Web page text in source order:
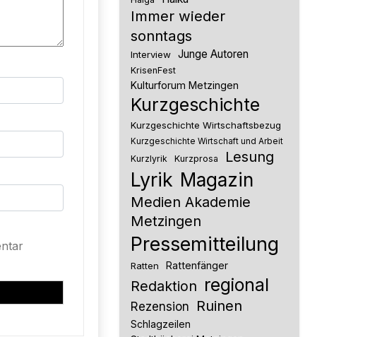
Immer wieder
sonntags
Interview Junge Autoren
KrisenFest
Kulturforum Metzingen
Kurzgeschichte
Kurzgeschichte Wirtschaftsbezug
Kurzgeschichte Wirtschaft und Arbeit
Kurzlyrik Kurzprosa Lesung
Lyrik Magazin
Medien Akademie
Metzingen
Pressemitteilung
Ratten Rattenfänger
Redaktion regional
Rezension Ruinen
Schlagzeilen